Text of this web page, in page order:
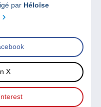
par Héloïse
X